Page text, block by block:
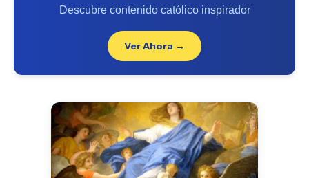
Descubre contenido católico inspirador
Ver Ahora →